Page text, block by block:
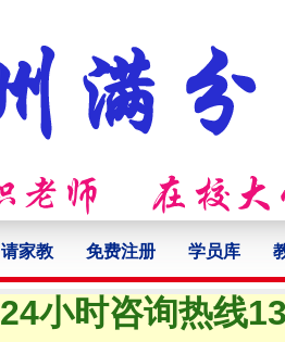
请家教 免费注册 学员库
24小时咨询热线